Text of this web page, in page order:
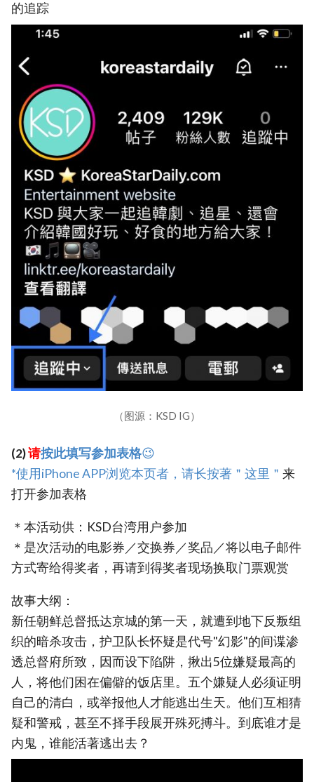
的追踪
（图源：KSD IG）
(2)请按此填写参加表格😉
*使用iPhone APP浏览本页者，请长按著 ＂这里＂ 来
打开参加表格
＊本活动供：KSD台湾用户参加
＊是次活动的电影券／交换券／奖品／将以电子邮件
方式寄给得奖者，再请到得奖者现场换取门票观赏
故事大纲：
新任朝鲜总督抵达京城的第一天，就遭到地下反叛组
织的暗杀攻击，护卫队长怀疑是代号"幻影"的间谍渗
透总督府所致，因而设下陷阱，揪出5位嫌疑最高的
人，将他们困在偏僻的饭店里。五个嫌疑人必须证明
自己的清白，或举报他人才能逃出生天。他们互相猜
疑和警戒，甚至不择手段展开殊死搏斗。到底谁才是
内鬼，谁能活著逃出去？